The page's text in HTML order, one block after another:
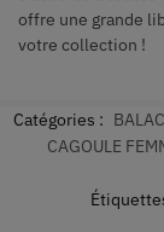
offre une grande
votre collection !
Catégories :
CAGOULE